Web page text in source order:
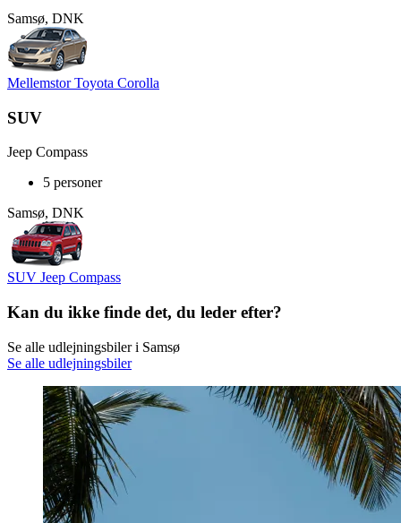
Samsø, DNK
Mellemstor Toyota Corolla
SUV
Jeep Compass
5 personer
Samsø, DNK
SUV Jeep Compass
Kan du ikke finde det, du leder efter?
Se alle udlejningsbiler i Samsø
Se alle udlejningsbiler